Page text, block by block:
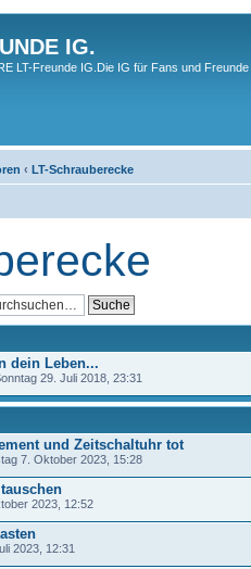
IG.
LT-Freunde IG.Die IG für Fans und
‹ LT-Schrauberecke
dein Leben...
29. Juli 2018, 23:31
und Zeitschaltuhr tot
7. Oktober 2023, 15:28
2023, 12:52
2023, 12:31